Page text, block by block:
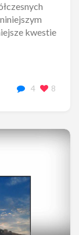
kwestie
4 8